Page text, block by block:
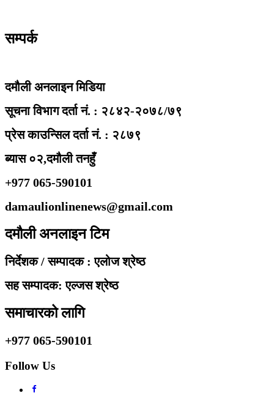
सम्पर्क
दमौली अनलाइन मिडिया
सूचना विभाग दर्ता नं. : २८४२-२०७८/७९
प्रेस काउन्सिल दर्ता नं. : २८७९
ब्यास ०२,दमौली तनहुँ
+977 065-590101
damaulionlinenews@gmail.com
दमौली अनलाइन टिम
निर्देशक / सम्पादक : एलोज श्रेष्ठ
सह सम्पादक: एल्जस श्रेष्ठ
समाचारको लागि
+977 065-590101
Follow Us